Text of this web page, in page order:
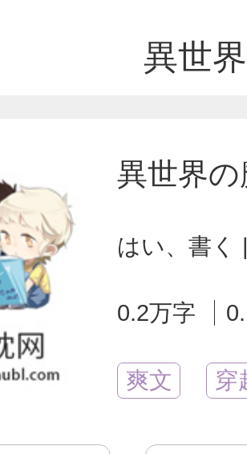
異世
異世界
はい、書く
0.2万字
爽文 穿